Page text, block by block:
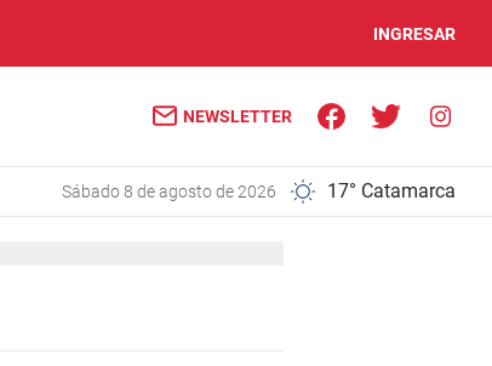
INGRESAR
NEWSLETTER
sábado 8 de agosto de 2026 17° Catamarca